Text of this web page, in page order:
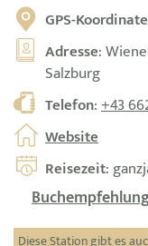
GPS-
Adresse:
Salzburg
Telefon:+43
Website
Reisezeit:
Diese Station gibt es